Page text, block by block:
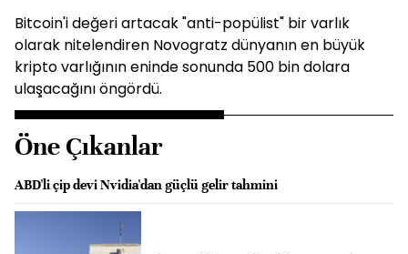
Bitcoin'i değeri artacak "anti-popülist" bir varlık
olarak nitelendiren Novogratz dünyanın en büyük
kripto varlığının eninde sonunda 500 bin dolara
ulaşacağını öngördü.
Öne Çıkanlar
ABD'li çip devi Nvidia'dan güçlü gelir tahmini